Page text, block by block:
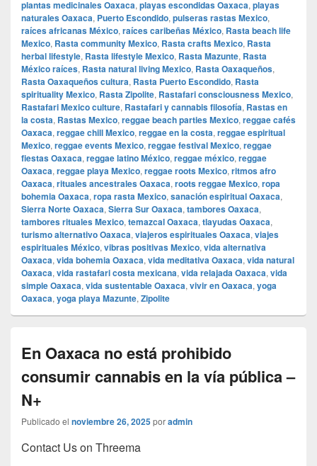
plantas medicinales Oaxaca, playas escondidas Oaxaca, playas
naturales Oaxaca, Puerto Escondido, pulseras rastas Mexico,
raíces africanas México, raíces caribeñas México, Rasta beach life
Mexico, Rasta community Mexico, Rasta crafts Mexico, Rasta
herbal lifestyle, Rasta lifestyle Mexico, Rasta Mazunte, Rasta
México raíces, Rasta natural living Mexico, Rasta Oaxaqueños,
Rasta Oaxaqueños cultura, Rasta Puerto Escondido, Rasta
spirituality Mexico, Rasta Zipolite, Rastafari consciousness Mexico,
Rastafari Mexico culture, Rastafari y cannabis filosofía, Rastas en
la costa, Rastas Mexico, reggae beach parties Mexico, reggae cafés
Oaxaca, reggae chill Mexico, reggae en la costa, reggae espiritual
Mexico, reggae events Mexico, reggae festival Mexico, reggae
fiestas Oaxaca, reggae latino México, reggae méxico, reggae
Oaxaca, reggae playa Mexico, reggae roots Mexico, ritmos afro
Oaxaca, rituales ancestrales Oaxaca, roots reggae Mexico, ropa
bohemia Oaxaca, ropa rasta Mexico, sanación espiritual Oaxaca,
Sierra Norte Oaxaca, Sierra Sur Oaxaca, tambores Oaxaca,
tambores rituales Mexico, temazcal Oaxaca, tlayudas Oaxaca,
turismo alternativo Oaxaca, viajeros espirituales Oaxaca, viajes
espirituales México, vibras positivas Mexico, vida alternativa
Oaxaca, vida bohemia Oaxaca, vida meditativa Oaxaca, vida natural
Oaxaca, vida rastafari costa mexicana, vida relajada Oaxaca, vida
simple Oaxaca, vida sustentable Oaxaca, vivir en Oaxaca, yoga
Oaxaca, yoga playa Mazunte, Zipolite
En Oaxaca no está prohibido
consumir cannabis en la vía pública –
N+
Publicado el noviembre 26, 2025poradmin
Contact Us on Threema